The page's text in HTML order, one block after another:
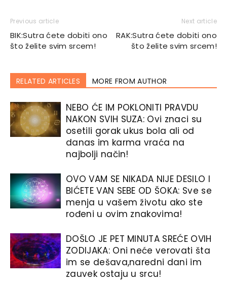
Previous article
BIK:Sutra ćete dobiti ono
što želite svim srcem!
Next article
RAK:Sutra ćete dobiti ono
što želite svim srcem!
RELATED ARTICLES MORE FROM AUTHOR
NEBO ĆE IM POKLONITI PRAVDU
NAKON SVIH SUZA: Ovi znaci su
osetili gorak ukus bola ali od
danas im karma vraća na
najbolji način!
OVO VAM SE NIKADA NIJE DESILO I
BIĆETE VAN SEBE OD ŠOKA: Sve se
menja u vašem životu ako ste
rođeni u ovim znakovima!
DOŠLO JE PET MINUTA SREĆE OVIH
ZODIJAKA: Oni neće verovati šta
im se dešava,naredni dani im
zauvek ostaju u srcu!